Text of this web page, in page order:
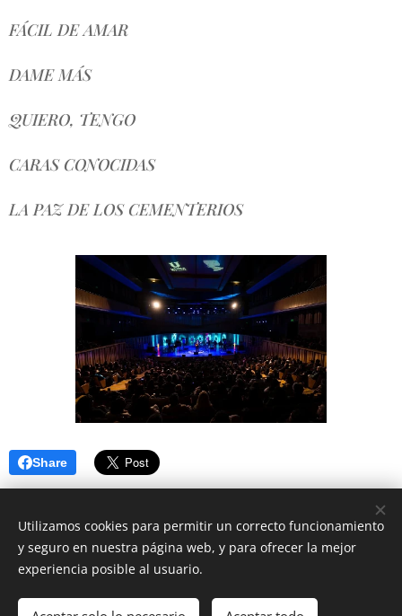
FÁCIL DE AMAR
DAME MÁS
QUIERO, TENGO
CARAS CONOCIDAS
LA PAZ DE LOS CEMENTERIOS
Share
Utilizamos cookies para permitir un correcto funcionamiento
y seguro en nuestra página web, y para ofrecer la mejor
experiencia posible al usuario.